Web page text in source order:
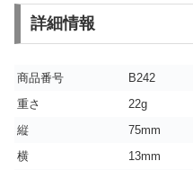
詳細情報
商品番号
B242
重さ
22g
縦
75mm
横
13mm